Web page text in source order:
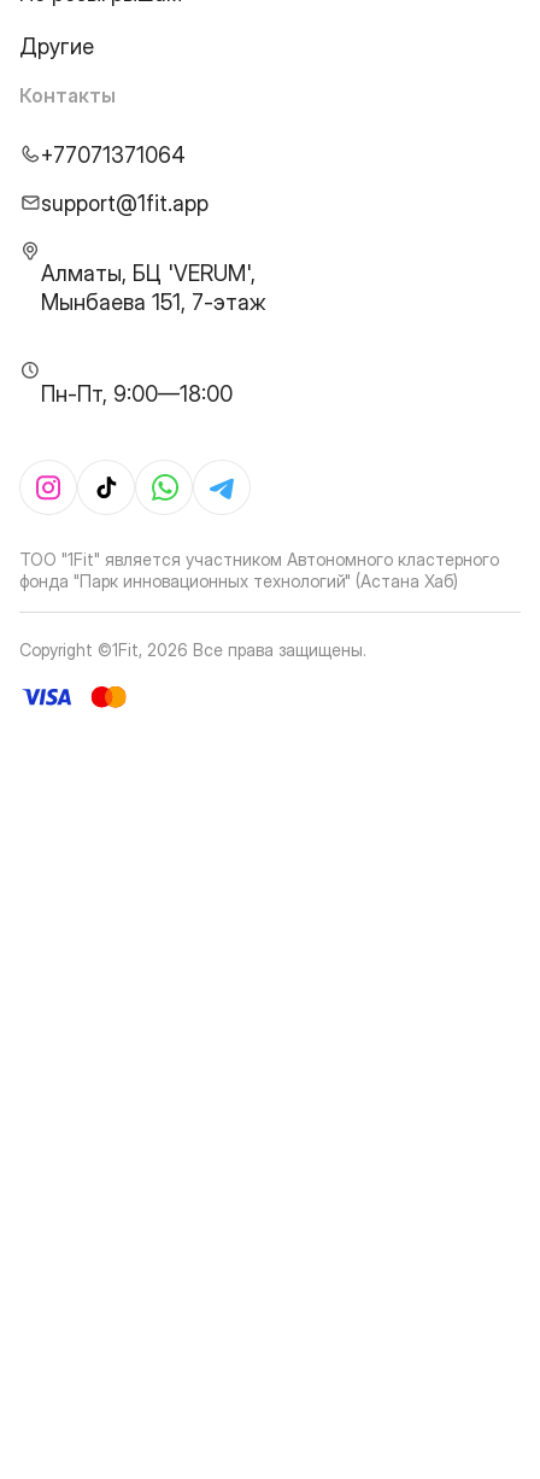
Другие
Контакты
+77071371064
support@1fit.app
Алматы, БЦ 'VERUM',
Мынбаева 151, 7-этаж
Пн-Пт, 9:00—18:00
ТОО "1Fit" является участником Автономного кластерного
фонда "Парк инновационных технологий" (Астана Хаб)
Copyright ©1Fit, 2026 Все права защищены.